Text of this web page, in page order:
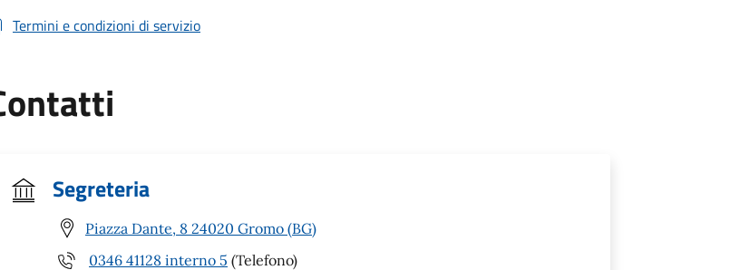
Termini e condizioni di servizio
Segreteria
Piazza Dante, 8 24020 Gromo (BG)
0346 41128 interno 5 (Telefono)